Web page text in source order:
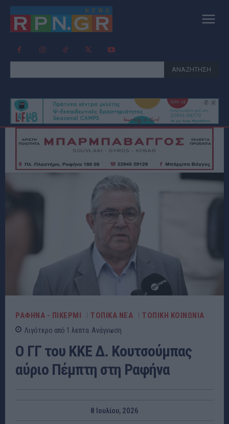
ΑΝΑΖΗΤΗΣΗ
ΡΑΦΗΝΑ - ΠΙΚΕΡΜΙ ΤΟΠΙΚΑ ΝΕΑ ΤΟΠΙΚΗ ΚΟΙΝΩΝΙΑ
Λιγότερο από 1 λεπτα Ανάγνωση
Ο ΓΓ του ΚΚΕ Δ. Κουτσούμπας
αύριο Πέμπτη στη Ραφήνα
8 Ιουλίου, 2026